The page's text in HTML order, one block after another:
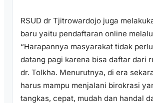
RSUD dr Tjitrowardojo juga
baru yaitu pendaftaran online
“Harapannya masyarakat tidak
datang pagi karena bisa daftar dari
dr. Tolkha. Menurutnya, di era
harus mampu menjalani birokrasi
tangkas, cepat, mudah dan handal